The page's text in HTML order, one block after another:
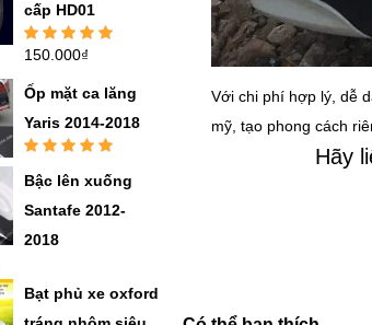
Với chi phí hợp lý, dễ
mỹ, tạo phong cách
Hãy
cấp HD01
Được xếp
sao
150.000₫
Ốp mặt ca lăng
Yaris 2014-2018
hạng5.005
Bậc lên xuống
Santafe 2012-
2018
Bạt phủ xe oxford